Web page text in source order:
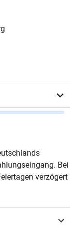
2021
Bei
verzögert